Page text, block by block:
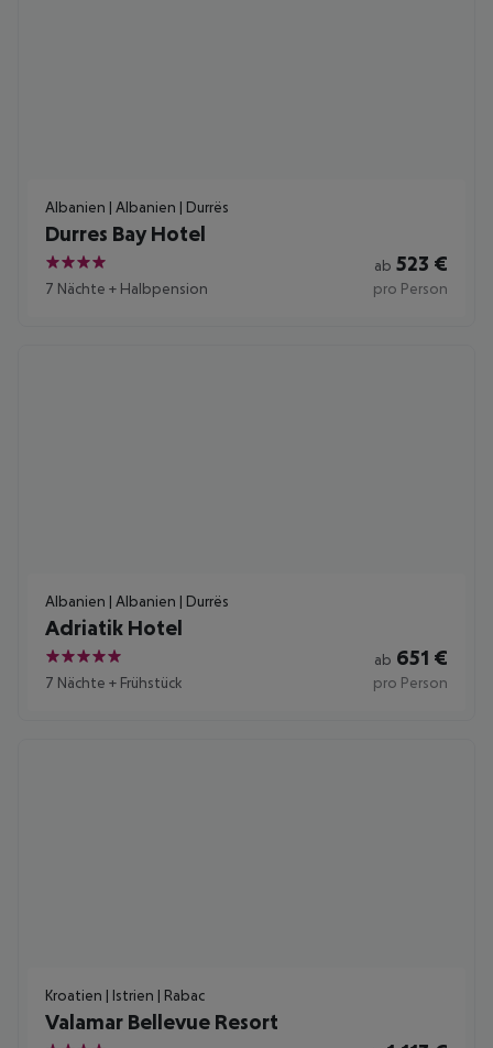
Albanien | Albanien | Durrës
Durres Bay Hotel
4
7 Nächte + Halbpension
ab 523 €
pro Person
Albanien | Albanien | Durrës
Adriatik Hotel
5
7 Nächte + Frühstück
ab 651 €
pro Person
Kroatien | Istrien | Rabac
Valamar Bellevue Resort